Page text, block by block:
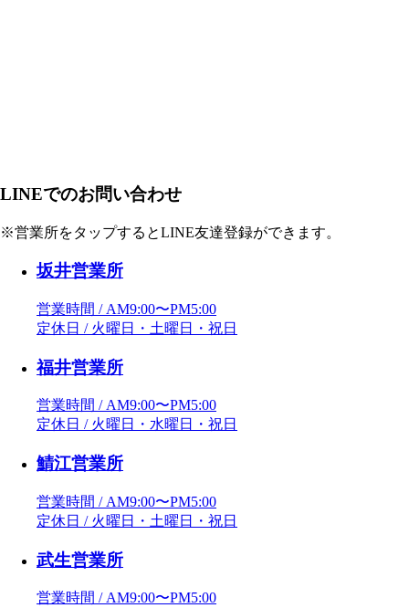
LINEでのお問い合わせ
※営業所をタップするとLINE友達登録ができます。
坂井営業所
営業時間 / AM9:00〜PM5:00
定休日 / 火曜日・土曜日・祝日
福井営業所
営業時間 / AM9:00〜PM5:00
定休日 / 火曜日・水曜日・祝日
鯖江営業所
営業時間 / AM9:00〜PM5:00
定休日 / 火曜日・土曜日・祝日
武生営業所
営業時間 / AM9:00〜PM5:00